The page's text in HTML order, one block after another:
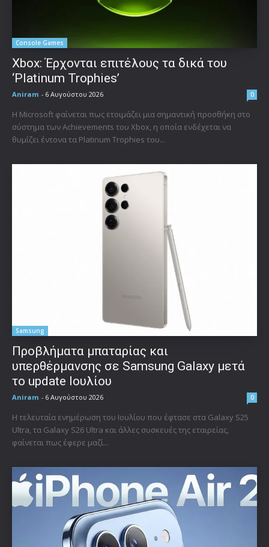
Console Games
Xbox: Έρχονται επιτέλους τα δικά του
‘Platinum Trophies’
Aniram - 6 Αυγούστου 2026 0
Η Microsoft φαίνεται πως ετοιμάζει μια σημαντική προσθήκη στο
σύστημα των Achievements του Xbox, η οποία ενδέχεται να
θυμίζει έντονα τα Platinum Trophies του...
Samsung
Προβλήματα μπαταρίας και
υπερθέρμανσης σε Samsung Galaxy μετά
το update Ιουλίου
Aniram - 6 Αυγούστου 2026 0
Η τελευταία ενημέρωση του Ιουλίου που έφτασε στα Galaxy S25
Ultra, τα Galaxy S26 Ultra και άλλες συσκευές της εταιρείας,
φαίνεται πως έφερε μαζί...